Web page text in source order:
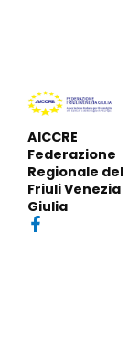
AICCRE
Federazione
Regionale del
Friuli Venezia
Giulia